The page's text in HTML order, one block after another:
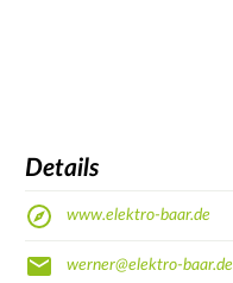
Details
www.elektro-baar.de
werner@elektro-baar.de